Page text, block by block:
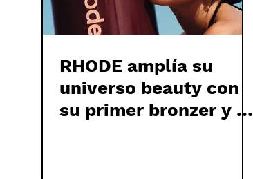
RHODE amplía su
universo beauty con
su primer bronzer y un